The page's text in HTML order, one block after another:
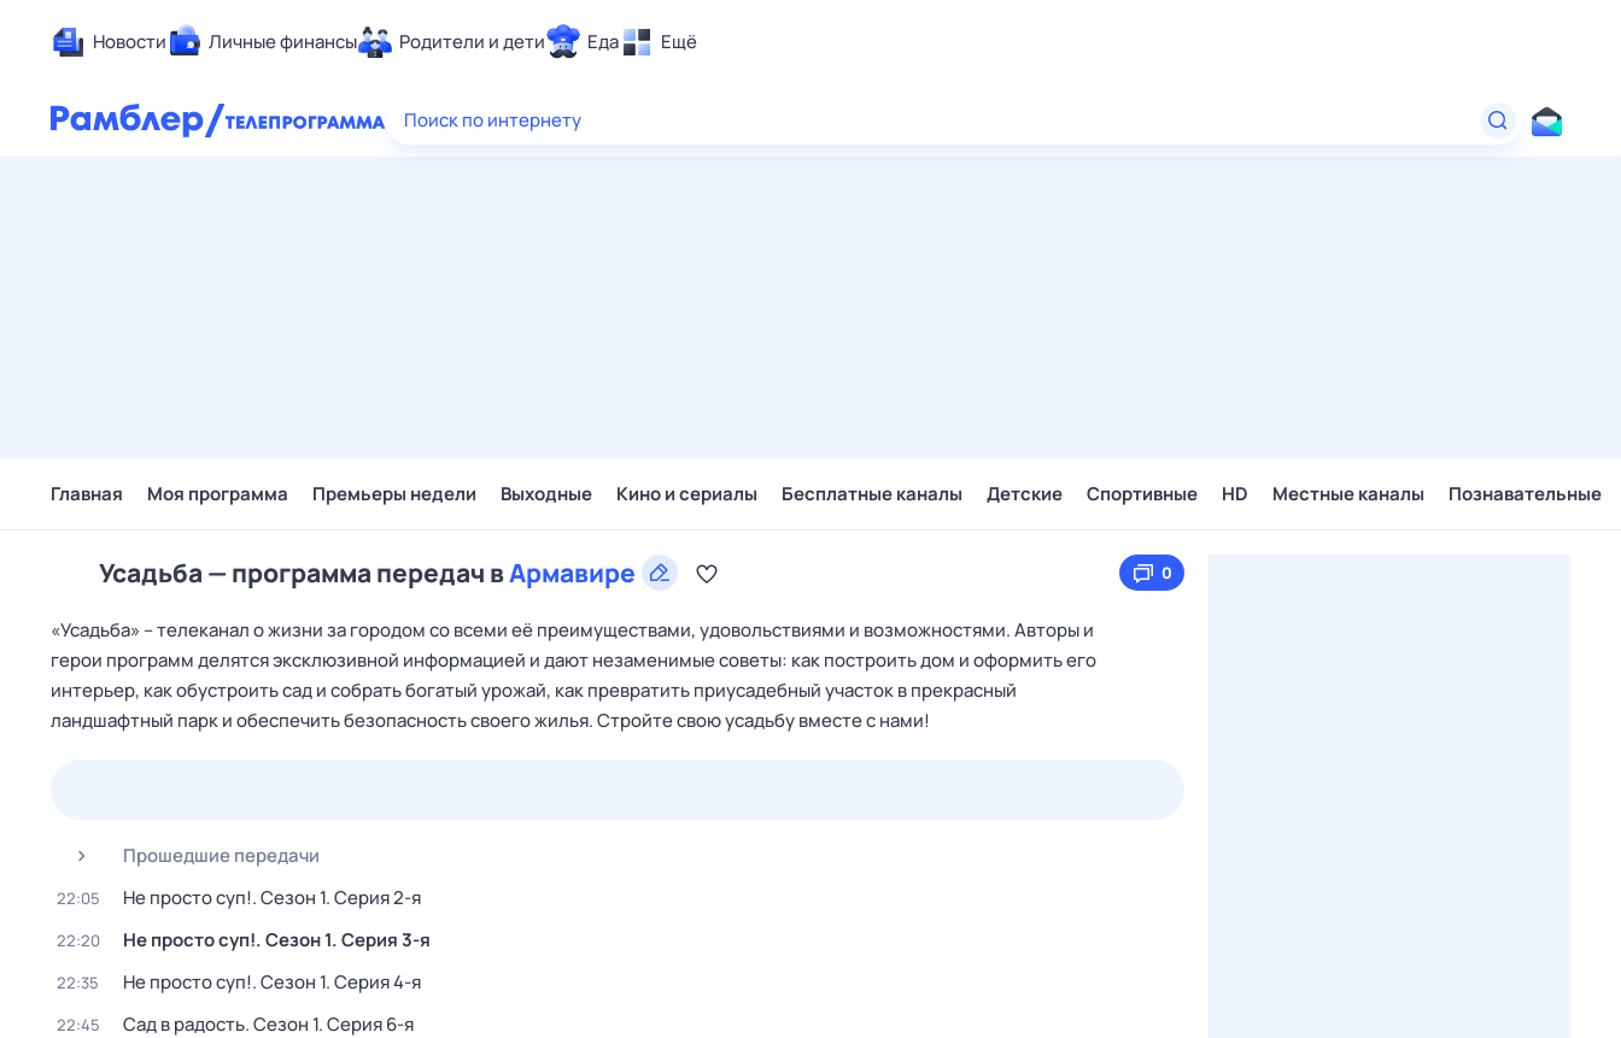
Новости Личные финансы Родители и дети Еда Ещё
Здоровье
Поиск по интернету
Главная Моя программа Премьеры недели Выходные Кино и сериалы Бесплатные каналы Детские Спортивные HD Местные каналы Познавательные
Усадьба — программа передач вАрмавире 0
«Усадьба» – телеканал о жизни за городом со всеми её преимуществами, удовольствиями и возможностями. Авторы и
герои программ делятся эксклюзивной информацией и дают незаменимые советы: как построить дом и оформить его
интерьер, как обустроить сад и собрать богатый урожай, как превратить приусадебный участок в прекрасный
ландшафтный парк и обеспечить безопасность своего жилья. Cтройте свою усадьбу вместе с нами!
Прошедшие передачи
22:05 Не просто суп!. Сезон 1. Серия 2-я
22:20 Не просто суп!. Сезон 1. Серия 3-я
22:35 Не просто суп!. Сезон 1. Серия 4-я
22:45 Сад в радость. Сезон 1. Серия 6-я